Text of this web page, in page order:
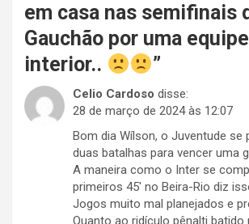
em casa nas semifinais
Gauchão por uma
interior..
”
Celio Cardoso disse:
28 de março de 2024 às 12:07
Bom dia Wílson, o Juventude se
duas batalhas para vencer uma
A maneira como o Inter se
primeiros 45′ no Beira-Rio diz
Jogos muito mal planejados e
Quanto ao ridículo pênalti batido